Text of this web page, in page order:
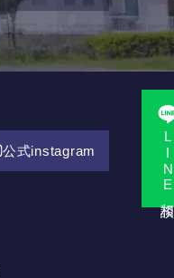
公式instagram